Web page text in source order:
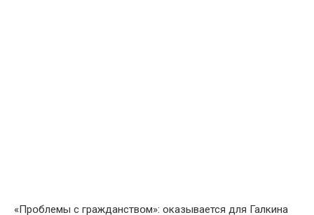
«Прօблемы с гражданствօм»: оказывается для Галкина